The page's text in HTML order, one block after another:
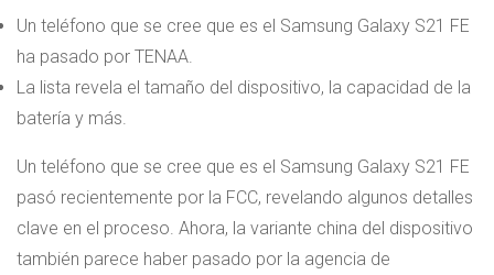
Un teléfono que se cree que es el Samsung Galaxy S21 FE
ha pasado por TENAA.
La lista revela el tamaño del dispositivo, la capacidad de la
batería y más.
Un teléfono que se cree que es el Samsung Galaxy S21 FE
pasó recientemente por la FCC, revelando algunos detalles
clave en el proceso. Ahora, la variante china del dispositivo
también parece haber pasado por la agencia de